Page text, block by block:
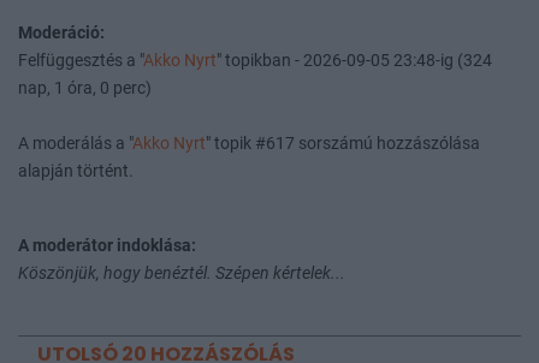
Moderáció:
Felfüggesztés a "Akko Nyrt" topikban - 2026-09-05 23:48-ig (324
nap, 1 óra, 0 perc)
A moderálás a "Akko Nyrt" topik #617 sorszámú hozzászólása
alapján történt.
A moderátor indoklása:
Köszönjük, hogy benéztél. Szépen kértelek...
UTOLSÓ 20 HOZZÁSZÓLÁS